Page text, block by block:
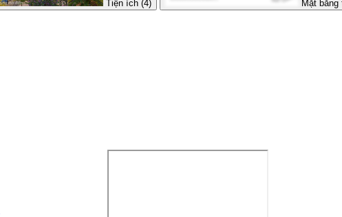
Tiện ích (4) Mặt bằng